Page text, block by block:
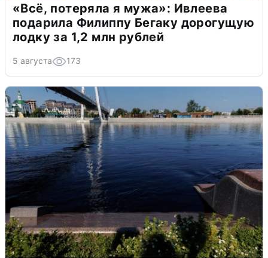
«Всё, потеряла я мужа»: Ивлеева
подарила Филиппу Бегаку дорогущую
лодку за 1,2 млн рублей
5 августа 173